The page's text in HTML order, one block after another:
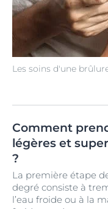
Les soins d'une
Comment
légères et
?
La première étape
degré consiste à
l’eau froide ou à la